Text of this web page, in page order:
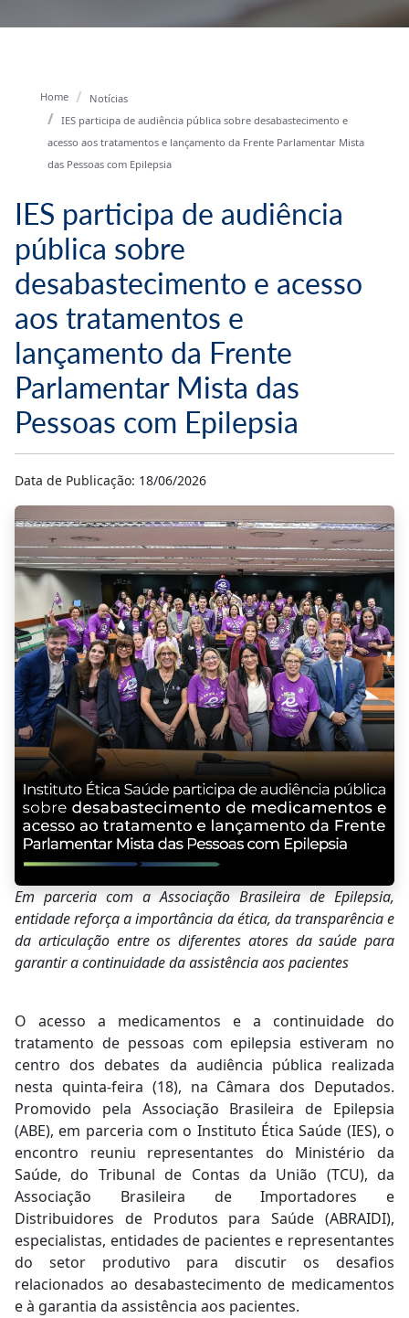
Home
Notícias
IES participa de audiência pública sobre desabastecimento e
acesso aos tratamentos e lançamento da Frente Parlamentar Mista
das Pessoas com Epilepsia
IES participa de audiência
pública sobre
desabastecimento e acesso
aos tratamentos e
lançamento da Frente
Parlamentar Mista das
Pessoas com Epilepsia
Data de Publicação: 18/06/2026
Em parceria com a Associação Brasileira de Epilepsia,
entidade reforça a importância da ética, da transparência e
da articulação entre os diferentes atores da saúde para
garantir a continuidade da assistência aos pacientes
O acesso a medicamentos e a continuidade do
tratamento de pessoas com epilepsia estiveram no
centro dos debates da audiência pública realizada
nesta quinta-feira (18), na Câmara dos Deputados.
Promovido pela Associação Brasileira de Epilepsia
(ABE), em parceria com o Instituto Ética Saúde (IES), o
encontro reuniu representantes do Ministério da
Saúde, do Tribunal de Contas da União (TCU), da
Associação Brasileira de Importadores e
Distribuidores de Produtos para Saúde (ABRAIDI),
especialistas, entidades de pacientes e representantes
do setor produtivo para discutir os desafios
relacionados ao desabastecimento de medicamentos
e à garantia da assistência aos pacientes.